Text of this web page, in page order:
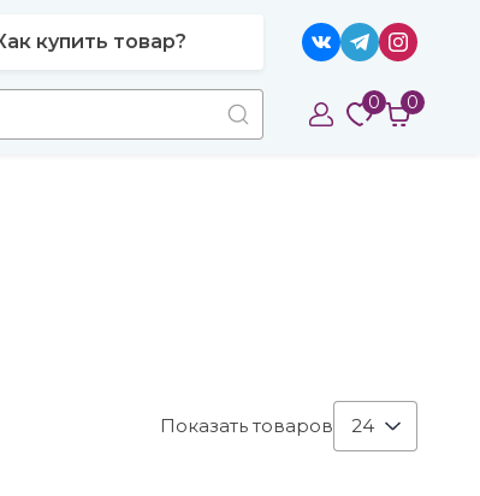
купить товар?
0 0
Показать товаров 24